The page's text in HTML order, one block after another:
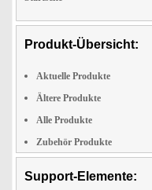
Produkt-Übersicht:
Aktuelle Produkte
Ältere Produkte
Alle Produkte
Zubehör Produkte
Support-Elemente: